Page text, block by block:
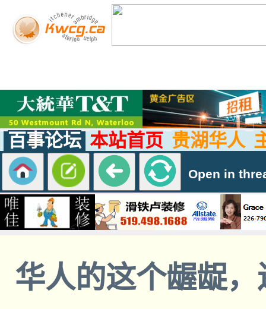
百事论坛 本站首页 贵湖华人
Open in
华人的这个龌龊